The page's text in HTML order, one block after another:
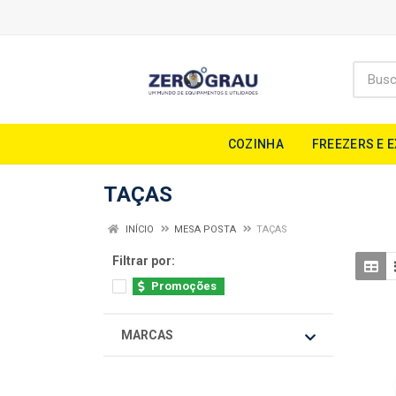
COZINHA FREEZERS E
TAÇAS
INÍCIO MESA POSTA TAÇAS
Filtrar por:
Promoções
MARCAS